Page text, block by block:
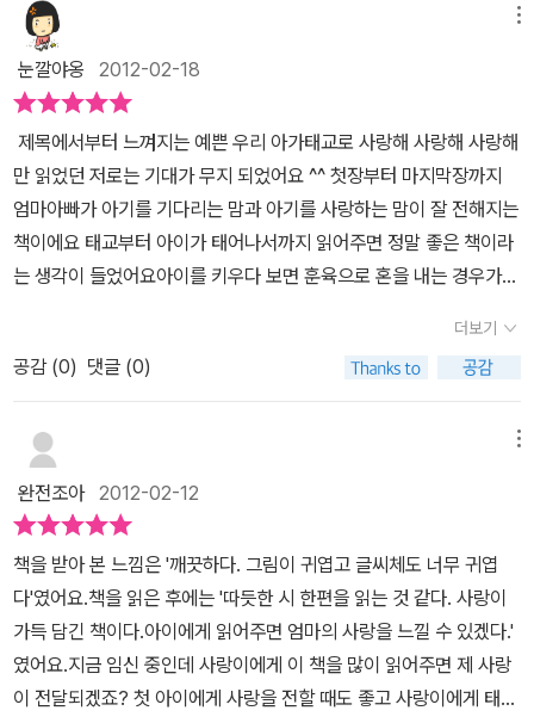
음을 다시 기억하게 되었어요그때 전 그 누구보다 좋은 엄마가 되어
주리라 마음먹었었거든요. 배속에 있는 아이를 위해 태교로 읽어주기
에도 예쁜 책이지만저처럼 엄마가 책 읽어주는 시간을 좋아하기 시작
한 아이를 가진 부모님이아이에게 읽어주기에도 참 좋은 책이 될것
같아요책의 내용과 그림으로 아이를 사랑하는 그 마음이 전해질것 같
거든요
눈깔야옹 2012-02-18
제목에서부터 느껴지는 예쁜 우리 아가태교로 사랑해 사랑해 사랑해
만 읽었던 저로는 기대가 무지 되었어요 ^^ 첫장부터 마지막장까지
엄마아빠가 아기를 기다리는 맘과 아기를 사랑하는 맘이 잘 전해지는
책이에요 태교부터 아이가 태어나서까지 읽어주면 정말 좋은 책이라
는 생각이 들었어요아이를 키우다 보면 훈육으로 혼을 내는 경우가
으로 인정한다는 글을 본적이 있어요그럴땐 사랑해 책을 많이 읽어주
고 이해 시킨 후에 재우는 편인데예쁜 우리 아가는 훈육 뒤엔 더 좋은
책인거 같아요~훈육을 하면 아이들은 자기를 미워한다고 생각 하는
데 책을 읽으면서 엄마아빠가 사랑하고 있다는것을 느끼게 해주거든
요 엄마랑 아빠가 우리아기 많이 사랑해서 이렇게 기다렸다는 것을
글을 안 읽어주어도 그림 하나 하나에서 너무도 잘 느껴지는거 같았
어요아직 글을 읽지 못해서 제가 옆에서 읽어줬는데요 옆에서 그림만
보고두 '엄마 엄마 코끼리가 아가 코끼리를 사랑하나봐요 엄마두 내
가 이뻐요 '하면서 묻드라고요그림만 봐두 따뜻함과 사랑이 팍팍 느
껴지는것이 너무 좋드라고요동생을 보려고 준비중이라서 저에겐 태
교로도 너무 좋고 아이가 동생으로 인해서 소외감을 느낄때도 책을
보여주면서 엄마아빠가 이렇게 기다렸어 하는것을 보여주면 앞으로
더보기
공감 (0) 댓글 (0)
완전조아2012-02-12
책을 받아 본 느낌은 '깨끗하다. 그림이 귀엽고 글씨체도 너무 귀엽
다'였어요.책을 읽은 후에는 '따듯한 시 한편을 읽는 것 같다. 사랑이
가득 담긴 책이다.아이에게 읽어주면 엄마의 사랑을 느낄 수 있겠다.'
였어요.지금 임신 중인데 사랑이에게 이 책을 많이 읽어주면 제 사랑
이 전달되겠죠? 첫 아이에게 사랑을 전할 때도 좋고 사랑이에게 태교